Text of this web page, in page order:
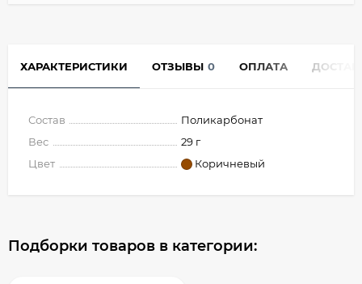
ХАРАКТЕРИСТИКИ ОТЗЫВЫ 0 ОПЛАТА
Состав
Поликарбонат
Вес
29 г
Цвет
Коричневый
Подборки товаров в категории: